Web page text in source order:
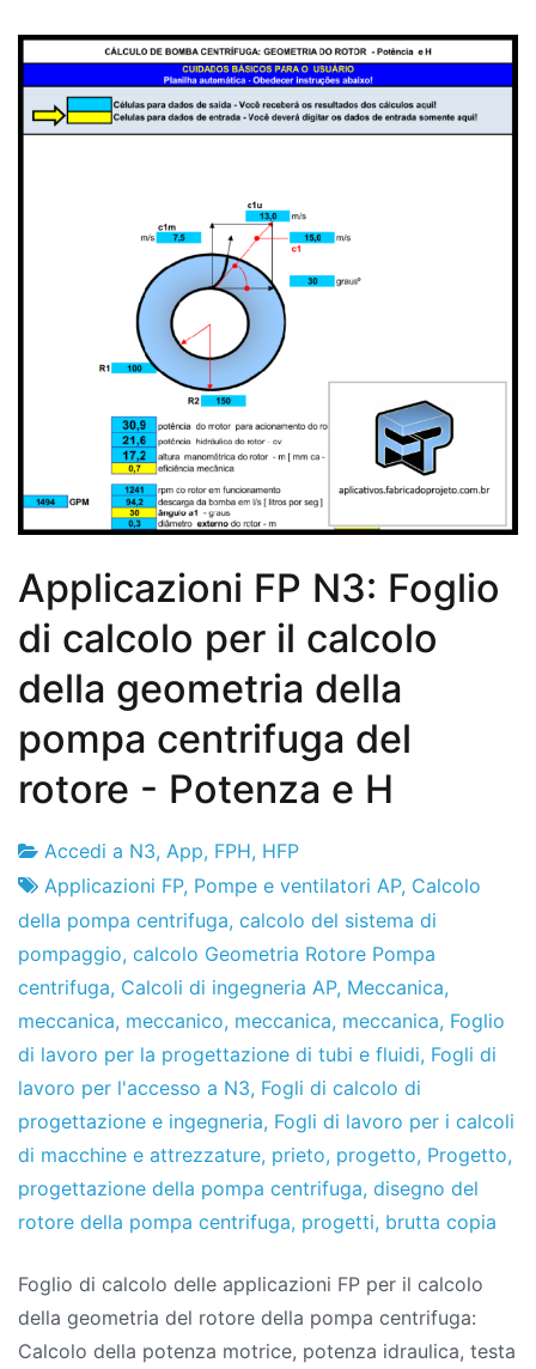
Applicazioni FP N3: Foglio
di calcolo per il calcolo
della geometria della
pompa centrifuga del
rotore - Potenza e H
Fabbrica
di
progetti
10
il
dicembre
de
2019
Accedi a N3, App, FPH, HFP
Applicazioni FP, Pompe e ventilatori AP, Calcolo
della pompa centrifuga, calcolo del sistema di
pompaggio, calcolo Geometria Rotore Pompa
centrifuga, Calcoli di ingegneria AP, Meccanica,
meccanica, meccanico, meccanica, meccanica, Foglio
di lavoro per la progettazione di tubi e fluidi, Fogli di
lavoro per l'accesso a N3, Fogli di calcolo di
progettazione e ingegneria, Fogli di lavoro per i calcoli
di macchine e attrezzature, prieto, progetto, Progetto,
progettazione della pompa centrifuga, disegno del
rotore della pompa centrifuga, progetti, brutta copia
Foglio di calcolo delle applicazioni FP per il calcolo
della geometria del rotore della pompa centrifuga:
Calcolo della potenza motrice, potenza idraulica, testa